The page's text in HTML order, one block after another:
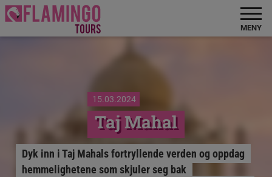
MENY
15.03.2024
Taj Mahal
Dyk inn i Taj Mahals fortryllende verden og oppdag
hemmelighetene som skjuler seg bak